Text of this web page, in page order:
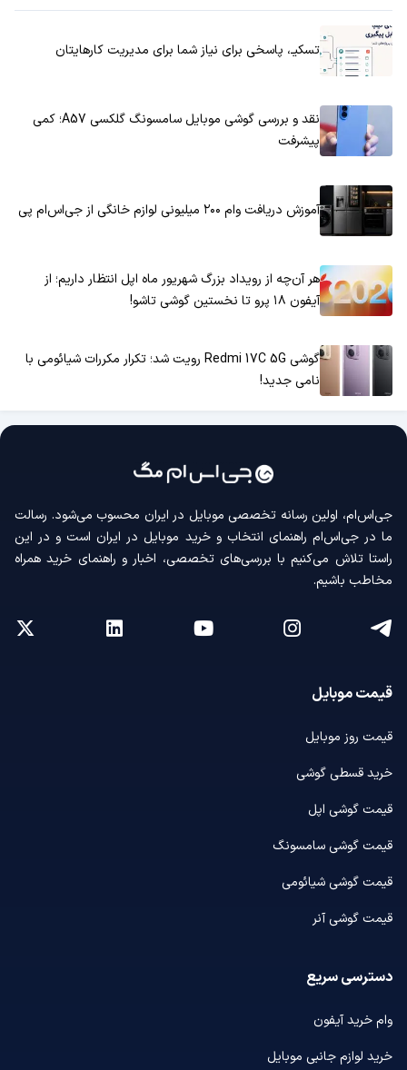
تسکیـ، پاسخی برای نیاز شما برای مدیریت کارهایتان
نقد و بررسی گوشی موبایل سامسونگ گلکسی A57؛ کمی
پیشرفت
آموزش دریافت وام ۲۰۰ میلیونی لوازم خانگی از جی‌اس‌ام پی
هر آن‌چه از رویداد بزرگ شهریور ماه اپل انتظار داریم؛ از
آیفون ۱۸ پرو تا نخستین گوشی تاشو!
گوشی Redmi 17C 5G رویت شد؛ تکرار مکررات شیائومی با
نامی جدید!
جی‌اس‌ام، اولین رسانه‌ تخصصی موبایل در ایران محسوب می‌شود. رسالت
ما در جی‌اس‌ام راهنمای انتخاب و خرید موبایل در ایران است و در این
راستا تلاش می‌کنیم با بررسی‌های تخصصی، اخبار و راهنمای خرید همراه
مخاطب باشیم.
قیمت موبایل
قیمت روز موبایل
خرید قسطی گوشی
قیمت گوشی اپل
قیمت گوشی سامسونگ
قیمت گوشی شیائومی
قیمت گوشی آنر
دسترسی سریع
وام خرید آیفون
خرید لوازم جانبی موبایل